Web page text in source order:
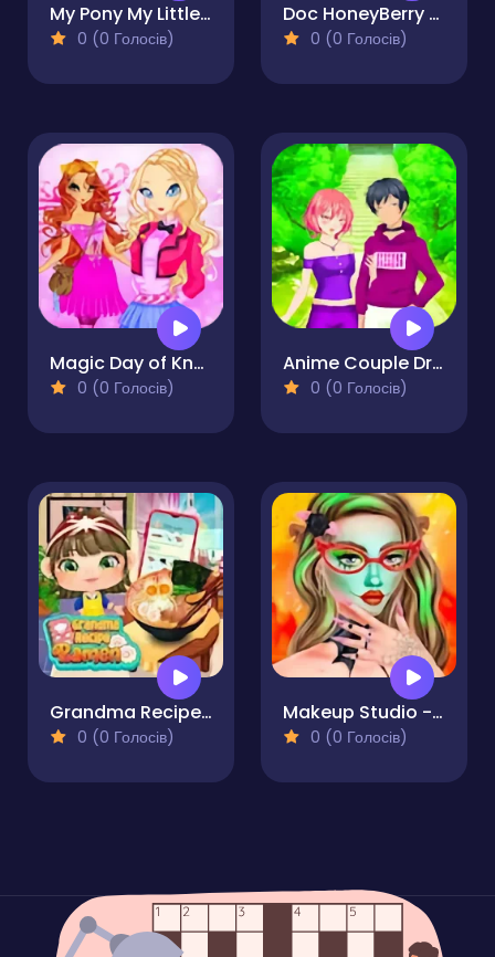
My Pony My Little Race
0 (0 Голосів)
Doc HoneyBerry Puppy Surgery
0 (0 Голосів)
Magic Day of Knowledge
0 (0 Голосів)
Anime Couple Dress Up
0 (0 Голосів)
Grandma Recipe Ramen
0 (0 Голосів)
Makeup Studio - Halloween
0 (0 Голосів)